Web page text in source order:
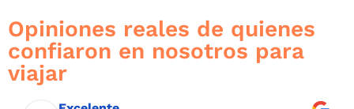
Opiniones reales de quienes
confiaron en nosotros para
viajar